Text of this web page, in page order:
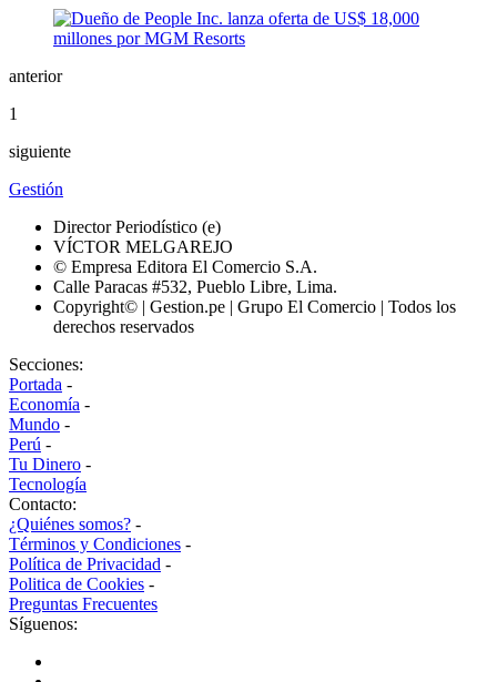
anterior
1
siguiente
Gestión
Director Periodístico (e)
VÍCTOR MELGAREJO
© Empresa Editora El Comercio S.A.
Calle Paracas #532, Pueblo Libre, Lima.
Copyright© | Gestion.pe | Grupo El Comercio | Todos los
derechos reservados
Secciones:
Portada -
Economía -
Mundo -
Perú -
Tu Dinero -
Tecnología
Contacto:
¿Quiénes somos? -
Términos y Condiciones -
Política de Privacidad -
Politica de Cookies -
Preguntas Frecuentes
Síguenos: